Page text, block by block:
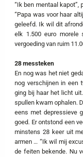
“Ik ben mentaal kapot”,
“Papa was voor haar
geleefd. Ik wil dit
elk 1.500 euro morele
vergoeding van ruim
28 messteken
En nog was het niet
nog verschijnen in een
ging bij haar het licht
spullen kwam ophalen.
eens met depressieve
goed. Er ontstond een
minstens 28 keer uit
armen … “Ik wil mij
de feiten bekende. Nu